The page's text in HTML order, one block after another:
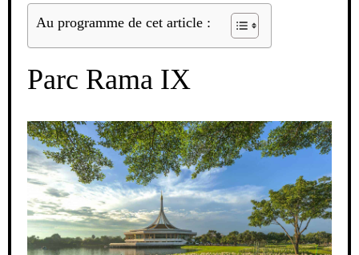
Au programme de cet article :
Parc Rama IX